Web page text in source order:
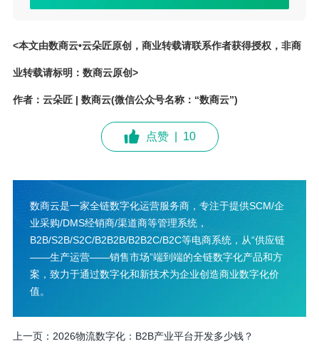
<本文由数商云•云朵匠原创，商业转载请联系作者获得授权，非商
业转载请标明：数商云原创>
作者：云朵匠 | 数商云(微信公众号名称：“数商云”)
点赞 10
数商云是一家全链数字化运营服务商，专注于提供SCM/企
业采购/DMS经销商/渠道商等管理系统，
B2B/S2B/S2C/B2B2B/B2B2C/B2C等电商系统，从“供应链
——生产运营——销售市场”端到端的全链数字化产品和方
案，致力于通过数字化和新技术为企业创造商业数字化价
值。
上一页： 2026物流数字化：B2B产业平台开发多少钱？